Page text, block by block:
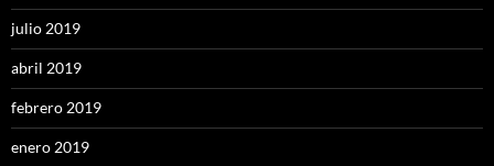
julio 2019
abril 2019
febrero 2019
enero 2019